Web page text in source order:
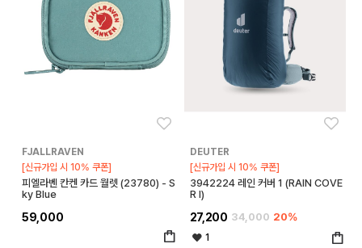
FJALLRAVEN
[신규가입 시 10% 쿠폰]
피엘라벤 칸켄 카드 월렛 (23780) - S
ky Blue
59,000
DEUTER
[신규가입 시 10% 쿠폰]
3942224 레인 커버 1 (RAIN COVE
R I)
27,200 34,000 20%
1